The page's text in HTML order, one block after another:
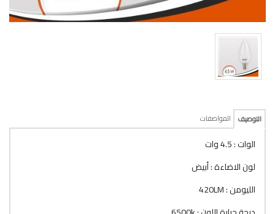
التوصيف المواصفات
الوات : 4.5 وات
لون الاضاءة : أبيض
الليومن : 420LM